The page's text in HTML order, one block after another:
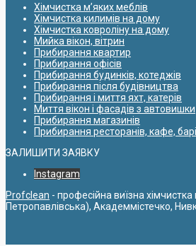
Хімчистка м’яких меблів
Хімчистка килимів на дому
Хімчистка ковроліну на дому
Мийка вікон, вітрин
Прибирання квартир
Прибирання офісів
Прибирання будинків, котеджів
Прибирання після будівництва
Прибирання і миття яхт, катерів
Миття вікон і фасадів з автовишки
Прибирання магазинів
Прибирання ресторанів, кафе,
ЗАЛИШИТИ ЗАЯВКУ
Instagram
Profclean - професійна виїзна
Петропавлівська), Академмістечко,